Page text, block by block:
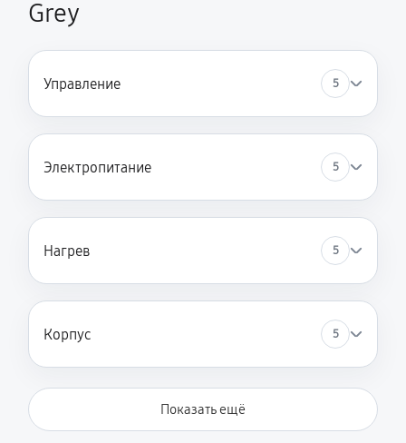
Grey
Управление 5
Электропитание 5
Нагрев 5
Корпус 5
Показать ещё